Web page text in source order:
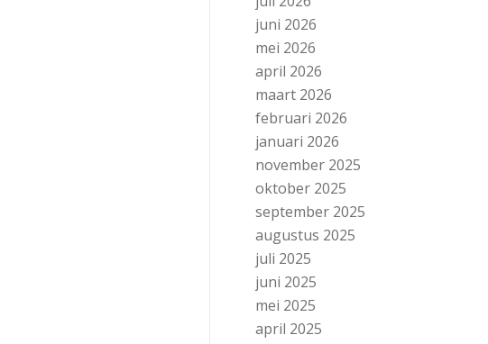
juni 2026
mei 2026
april 2026
maart 2026
februari 2026
januari 2026
november 2025
oktober 2025
september 2025
augustus 2025
juli 2025
juni 2025
mei 2025
april 2025